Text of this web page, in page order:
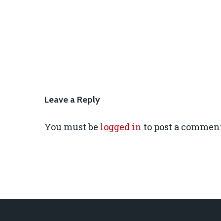
Leave a Reply
You must be logged in to post a